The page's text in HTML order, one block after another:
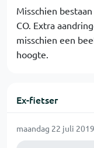
Misschien
CO. Extra
misschien een
hoogte.
Ex-fietser
maandag 22 juli